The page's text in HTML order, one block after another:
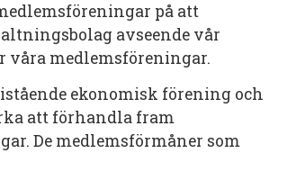
på att
avseende vår
våra medlemsföreningar.
ekonomisk förening och
att förhandla fram
De medlemsförmåner som